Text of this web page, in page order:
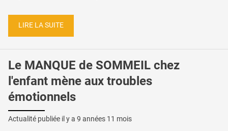
LIRE LA SUITE
Le MANQUE de SOMMEIL chez
l'enfant mène aux troubles
émotionnels
Actualité publiée il y a 9 années 11 mois